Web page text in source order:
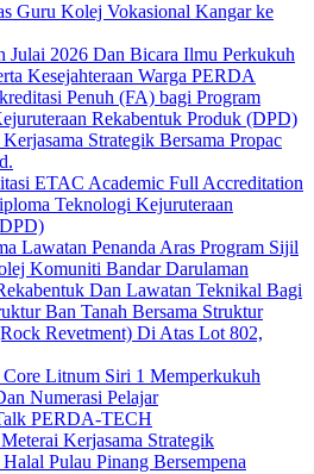
Guru Kolej Vokasional Kangar ke
Julai 2026 Dan Bicara Ilmu Perkukuh
Kesejahteraan Warga PERDA
Penuh (FA) bagi Program
Rekabentuk Produk (DPD)
Strategik Bersama Propac
ETAC Academic Full Accreditation
Teknologi Kejuruteraan
Lawatan Penanda Aras Program Sijil
Komuniti Bandar Darulaman
Dan Lawatan Teknikal Bagi
Ban Tanah Bersama Struktur
Revetment) Di Atas Lot 802,
Core Litnum Siri 1 Memperkukuh
Numerasi Pelajar
PERDA-TECH
Kerjasama Strategik
Pulau Pinang Bersempena